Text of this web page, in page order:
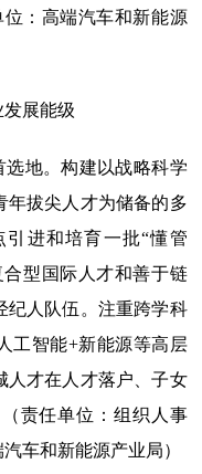
：高端汽车和新能源
展能级
选地。构建以战略科学
年拔尖人才为储备的多
进和培育一批“懂管
型国际人才和善于链
纪人队伍。注重跨学科
工智能+新能源等高层
人才在人才落户、子女
责任单位：组织人事
车和新能源产业局）